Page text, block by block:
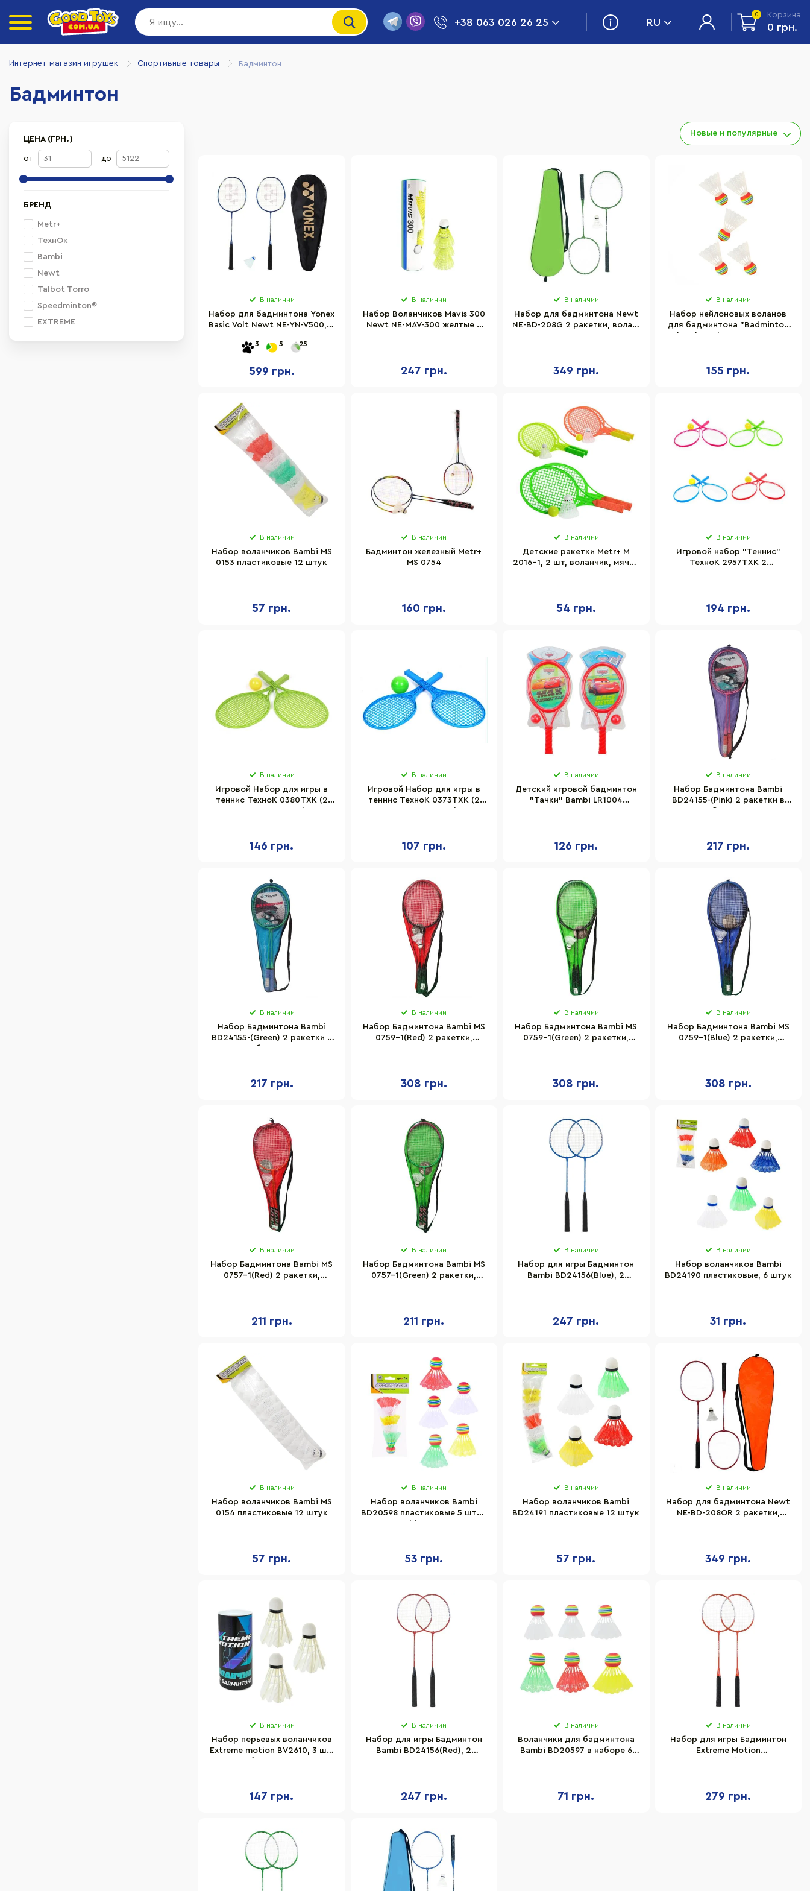
+38 063 026 26 25 RU
0 Корзина
0 грн.
Интернет-магазин игрушек Спортивные товары Бадминтон
Бадминтон
ЦЕНА (ГРН.)
от до
БРЕНД
Metr+
ТехнОк
Bambi
Newt
Talbot Torro
Speedminton®
EXTREME
Новые и популярные
В наличии
Набор для бадминтона Yonex
Basic Volt Newt NE-YN-V500, 2
3 5 25
599 грн.
В наличии
Набор Воланчиков Mavis 300
Newt NE-MAV-300 желтые 6
247 грн.
В наличии
Набор для бадминтона Newt
NE-BD-208G 2 ракетки, волан,
349 грн.
В наличии
Набор нейлоновых воланов
для бадминтона "Badminton
155 грн.
В наличии
Набор воланчиков Bambi MS
0153 пластиковые 12 штук
57 грн.
В наличии
Бадминтон железный Metr+
MS 0754
160 грн.
В наличии
Детские ракетки Metr+ M
2016-1, 2 шт, воланчик, мячик
54 грн.
В наличии
Игровой набор "Теннис"
ТехноК 2957TXK 2
194 грн.
В наличии
Игровой Набор для игры в
теннис ТехноК 0380TXK (2
146 грн.
В наличии
Игровой Набор для игры в
теннис ТехноК 0373TXK (2
107 грн.
В наличии
Детский игровой бадминтон
"Тачки" Bambi LR1004
126 грн.
В наличии
Набор Бадминтона Bambi
BD24155-(Pink) 2 ракетки в
217 грн.
В наличии
Набор Бадминтона Bambi
BD24155-(Green) 2 ракетки в
217 грн.
В наличии
Набор Бадминтона Bambi MS
0759-1(Red) 2 ракетки,
308 грн.
В наличии
Набор Бадминтона Bambi MS
0759-1(Green) 2 ракетки,
308 грн.
В наличии
Набор Бадминтона Bambi MS
0759-1(Blue) 2 ракетки,
308 грн.
В наличии
Набор Бадминтона Bambi MS
0757-1(Red) 2 ракетки,
211 грн.
В наличии
Набор Бадминтона Bambi MS
0757-1(Green) 2 ракетки,
211 грн.
В наличии
Набор для игры Бадминтон
Bambi BD24156(Blue), 2
247 грн.
В наличии
Набор воланчиков Bambi
BD24190 пластиковые, 6 штук
31 грн.
В наличии
Набор воланчиков Bambi MS
0154 пластиковые 12 штук
57 грн.
В наличии
Набор воланчиков Bambi
BD20598 пластиковые 5 штук
53 грн.
В наличии
Набор воланчиков Bambi
BD24191 пластиковые 12 штук
57 грн.
В наличии
Набор для бадминтона Newt
NE-BD-208OR 2 ракетки,
349 грн.
В наличии
Набор перьевых воланчиков
Extreme motion BV2610, 3 шт,
147 грн.
В наличии
Набор для игры Бадминтон
Bambi BD24156(Red), 2
247 грн.
В наличии
Воланчики для бадминтона
Bambi BD20597 в наборе 6
71 грн.
В наличии
Набор для игры Бадминтон
Extreme Motion
279 грн.